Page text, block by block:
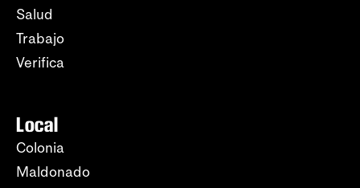
Salud
Trabajo
Verifica
Local
Colonia
Maldonado